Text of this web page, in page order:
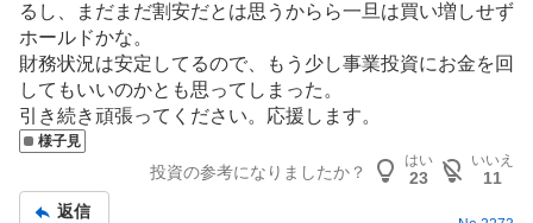
るし、まだまだ割安だとは思うからら一旦は買い増しせず
ホールドかな。
財務状況は安定してるので、もう少し事業投資にお金を回
してもいいのかとも思ってしまった。
引き続き頑張ってください。応援します。
様子見
投資の参考になりましたか？
はい
23
いいえ
11
返信